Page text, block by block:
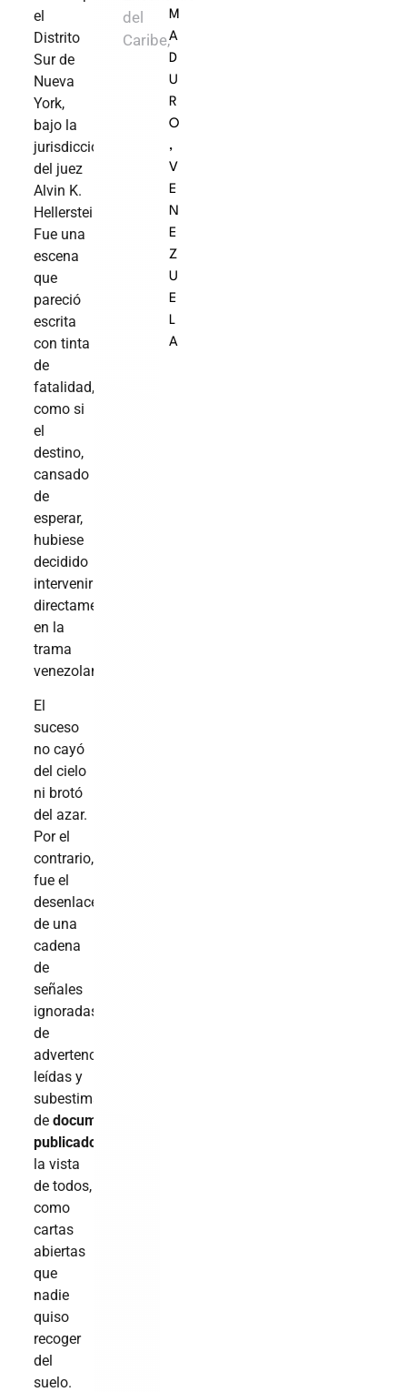
el
Distrito
Sur de
Nueva
York,
bajo la
jurisdicción
del juez
Alvin K.
Hellerstein.
Fue una
escena
que
pareció
escrita
con tinta
de
fatalidad,
como si
el
destino,
cansado
de
esperar,
hubiese
decidido
intervenir
directamente
en la
trama
venezolana.
El
suceso
no cayó
del cielo
ni brotó
del azar.
Por el
contrario,
fue el
desenlace
de una
cadena
de
señales
ignoradas,
de
advertencias
leídas y
subestimadas,
dedocumentos
publicados
la vista
de todos,
como
cartas
abiertas
que
nadie
quiso
recoger
del
suelo.
del
Caribe,
M
A
D
U
R
O
,
V
E
N
E
Z
U
E
L
A